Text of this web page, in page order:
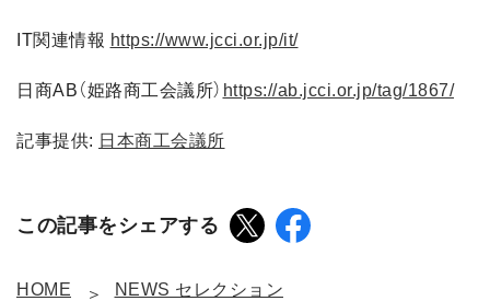
IT関連情報 https://www.jcci.or.jp/it/
日商AB（姫路商工会議所） https://ab.jcci.or.jp/tag/1867/
記事提供: 日本商工会議所
この記事をシェアする
HOME NEWS セレクション